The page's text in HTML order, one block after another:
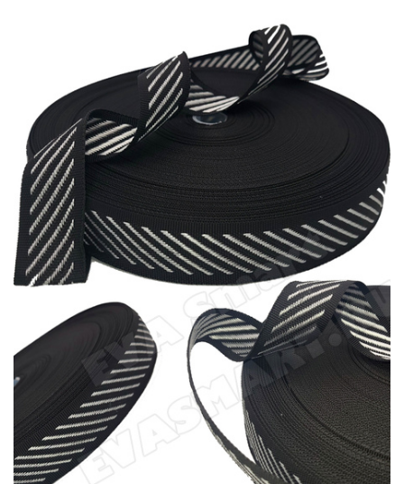
Главная Каталог Лента ременная
Стропа п/п 30мм
Двухцветная (№60+
№50)